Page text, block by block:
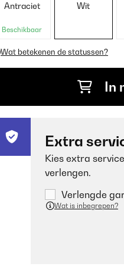
Antraciet
Beschikbaar
Wit
Wat betekenen de statussen?
In
Extra
Kies extra
verlengen.
Verlengde
Wat is inbegrepen?